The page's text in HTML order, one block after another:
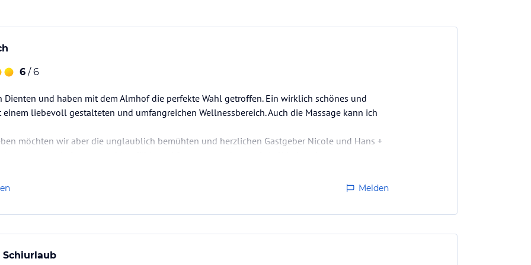
und Teebar, Whirlpool und Sonnenterrasse
6 / 6
Dienten und haben mit dem Almhof die perfekte Wahl getroffen. Ein wirklich schönes und
liebevoll gestalteten und umfangreichen Wellnessbereich. Auch die Massage kann ich
möchten wir aber die unglaublich bemühten und herzlichen Gastgeber Nicole und Hans +
Melden